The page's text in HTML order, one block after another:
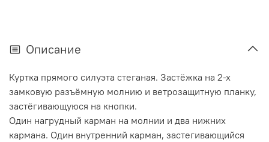
Описание
Куртка прямого силуэта стеганая. Застёжка на 2-х
замковую разъёмную молнию и ветрозащитную планку,
застёгивающуюся на кнопки.
Один нагрудный карман на молнии и два нижних
кармана. Один внутренний карман, застегивающийся